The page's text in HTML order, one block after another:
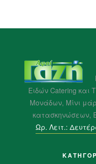
Ειδών Catering και
Μονάδων, Μίνι
κατασκηνώσεων,
Ωρ. Λειτ.: